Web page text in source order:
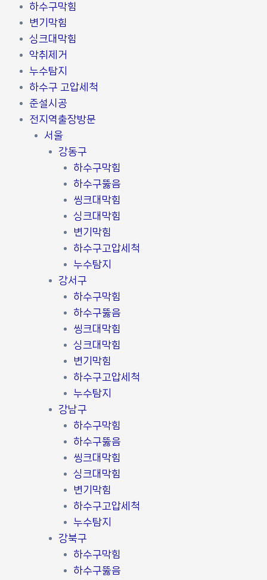
하수구막힘
변기막힘
싱크대막힘
악취제거
누수탐지
하수구 고압세척
준설시공
전지역출장방문
서울
강동구
하수구막힘
하수구뚫음
씽크대막힘
싱크대막힘
변기막힘
하수구고압세척
누수탐지
강서구
하수구막힘
하수구뚫음
씽크대막힘
싱크대막힘
변기막힘
하수구고압세척
누수탐지
강남구
하수구막힘
하수구뚫음
씽크대막힘
싱크대막힘
변기막힘
하수구고압세척
누수탐지
강북구
하수구막힘
하수구뚫음